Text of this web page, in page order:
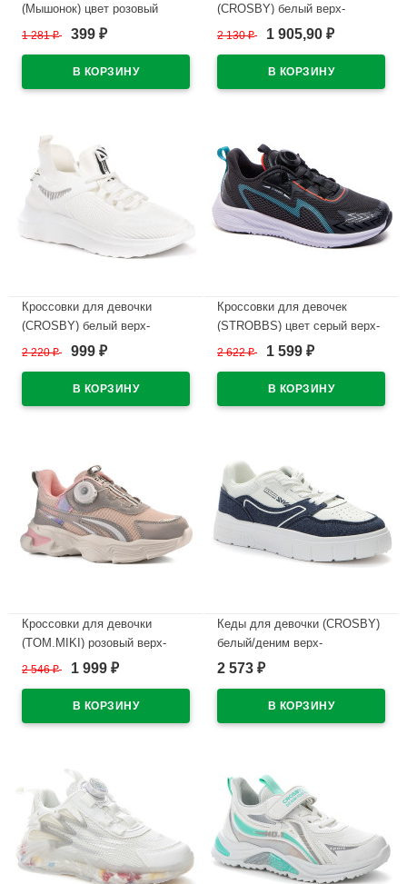
(Мышонок) цвет розовый
верх-текстиль подкладка-
1 281₽ 399 ₽
(CROSBY) белый верх-
текстиль подкладка- без
2 130₽ 1 905,90 ₽
Кроссовки для девочки
(CROSBY) белый верх-
текстиль подкладка- без
2 220₽ 999 ₽
Кроссовки для девочек
(STROBBS) цвет серый верх-
текстиль подкладка-текстиль
2 622₽ 1 599 ₽
Кроссовки для девочки
(TOM.MIKI) розовый верх-
искусственная кожа/текстиль
T-10468-E
2 546₽ 1 999 ₽
Кеды для девочки (CROSBY)
белый/деним верх-
искусственная кожа
размерный ряд 33-38
арт.247039/01-07
2 573 ₽